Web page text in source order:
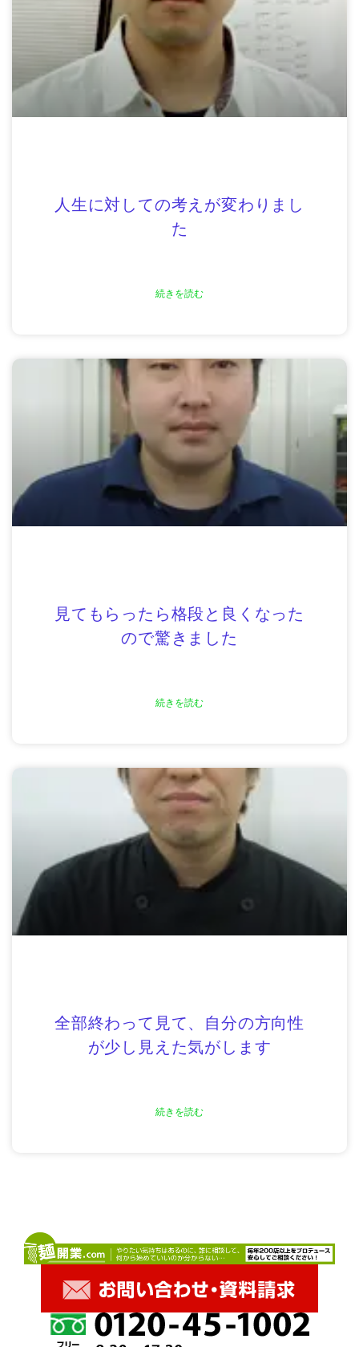
人生に対しての考えが変わりまし
た
続きを読む
見てもらったら格段と良くなった
ので驚きました
続きを読む
全部終わって見て、自分の方向性
が少し見えた気がします
続きを読む